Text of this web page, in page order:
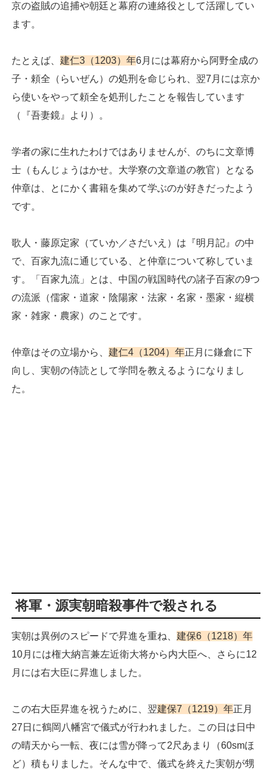
京の盗賊の追捕や朝廷と幕府の連絡役として活躍してい
ます。
たとえば、 建仁3（1203）年6月には幕府から阿野全成の
子・頼全（らいぜん）の処刑を命じられ、翌7月には京か
ら使いをやって頼全を処刑したことを報告しています
（『吾妻鏡』より）。
学者の家に生れたわけではありませんが、のちに文章博
士（もんじょうはかせ。大学寮の文章道の教官）となる
仲章は、とにかく書籍を集めて学ぶのが好きだったよう
です。
歌人・藤原定家（ていか／さだいえ）は『明月記』の中
で、百家九流に通じている、と仲章について称していま
す。「百家九流」とは、中国の戦国時代の諸子百家の9つ
の流派（儒家・道家・陰陽家・法家・名家・墨家・縦横
家・雑家・農家）のことです。
仲章はその立場から、 建仁4（1204）年正月に鎌倉に下
向し、実朝の侍読として学問を教えるようになりまし
た。
将軍・源実朝暗殺事件で殺される
実朝は異例のスピードで昇進を重ね、 建保6（1218）年
10月には権大納言兼左近衛大将から内大臣へ、さらに12
月には右大臣に昇進しました。
この右大臣昇進を祝うために、翌建保7（1219）年正月
27日に鶴岡八幡宮で儀式が行われました。この日は日中
の晴天から一転、夜には雪が降って2尺あまり（60smほ
ど）積もりました。そんな中で、儀式を終えた実朝が甥